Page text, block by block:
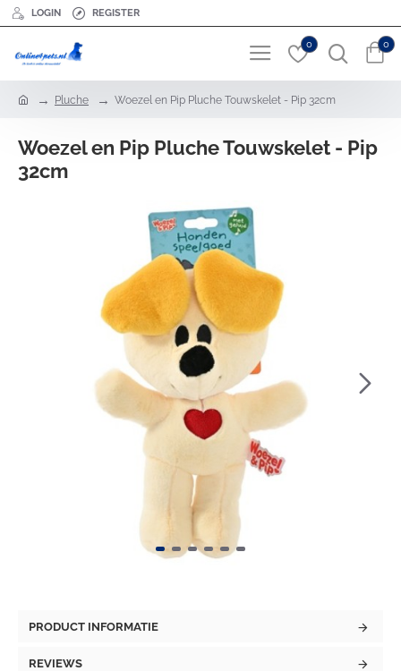
LOGIN REGISTER
0 0
e
Pluche Woezel en Pip Pluche Touwskelet - Pip 32cm
Woezel en Pip Pluche Touwskelet - Pip
32cm
PRODUCT INFORMATIE
REVIEWS